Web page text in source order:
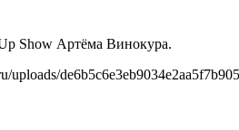
Show Артёма Винокура.
uploads/